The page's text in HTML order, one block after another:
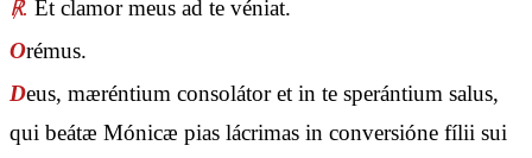
℟. Et clamor meus ad te véniat.
Orémus.
Deus, mæréntium consolátor et in te sperántium salus,
qui beátæ Mónicæ pias lácrimas in conversióne fílii sui